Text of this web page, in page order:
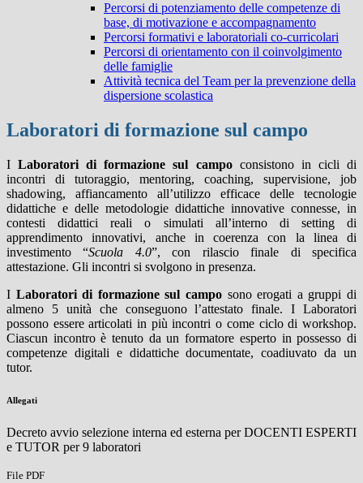
Percorsi di potenziamento delle competenze di
base, di motivazione e accompagnamento
Percorsi formativi e laboratoriali co-curricolari
Percorsi di orientamento con il coinvolgimento
delle famiglie
Attività tecnica del Team per la prevenzione della
dispersione scolastica
Laboratori di formazione sul campo
ILaboratori di formazione sul campoconsistono in cicli di
incontri di tutoraggio, mentoring, coaching, supervisione, job
shadowing, affiancamento all’utilizzo efficace delle tecnologie
didattiche e delle metodologie didattiche innovative connesse, in
contesti didattici reali o simulati all’interno di setting di
apprendimento innovativi, anche in coerenza con la linea di
investimento “Scuola 4.0”, con rilascio finale di specifica
attestazione. Gli incontri si svolgono in presenza.
I Laboratori di formazione sul campo sono erogati a gruppi di
almeno 5 unità che conseguono l’attestato finale. I Laboratori
possono essere articolati in più incontri o come ciclo di workshop.
Ciascun incontro è tenuto da un formatore esperto in possesso di
competenze digitali e didattiche documentate, coadiuvato da un
tutor.
Allegati
Decreto avvio selezione interna ed esterna per DOCENTI ESPERTI
e TUTOR per 9 laboratori
File PDF